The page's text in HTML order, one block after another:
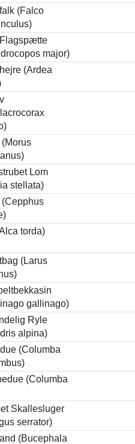
(Falco
major)
(Ardea
Lom
stellata)
(Cepphus
torda)
(Larus
gallinago)
Ryle
alpina)
(Columba
(Columba
Skallesluger
serrator)
(Bucephala